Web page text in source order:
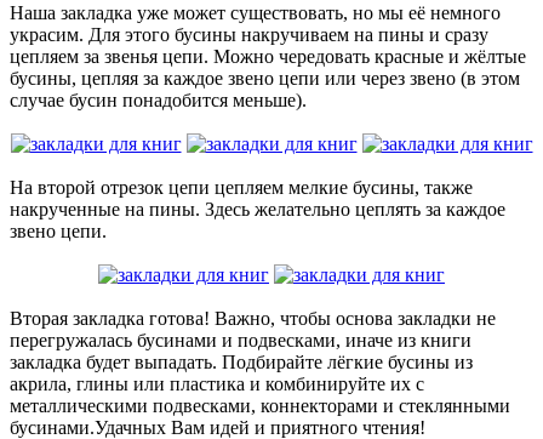
Наша закладка уже может существовать, но мы её немного
украсим. Для этого бусины накручиваем на пины и сразу
цепляем за звенья цепи. Можно чередовать красные и жёлтые
бусины, цепляя за каждое звено цепи или через звено (в этом
случае бусин понадобится меньше).
На второй отрезок цепи цепляем мелкие бусины, также
накрученные на пины. Здесь желательно цеплять за каждое
звено цепи.
Вторая закладка готова! Важно, чтобы основа закладки не
перегружалась бусинами и подвесками, иначе из книги
закладка будет выпадать. Подбирайте лёгкие бусины из
акрила, глины или пластика и комбинируйте их с
металлическими подвесками, коннекторами и стеклянными
бусинами.Удачных Вам идей и приятного чтения!